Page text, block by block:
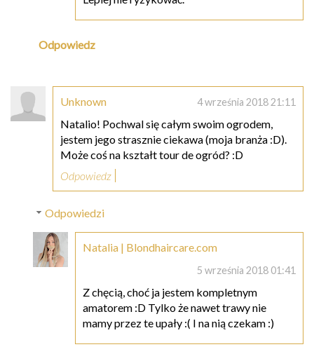
Odpowiedz
Unknown 4 września 2018 21:11
Natalio! Pochwal się całym swoim ogrodem,
jestem jego strasznie ciekawa (moja branża :D).
Może coś na kształt tour de ogród? :D
Odpowiedz
Odpowiedzi
Natalia | Blondhaircare.com
5 września 2018 01:41
Z chęcią, choć ja jestem kompletnym
amatorem :D Tylko że nawet trawy nie
mamy przez te upały :( I na nią czekam :)